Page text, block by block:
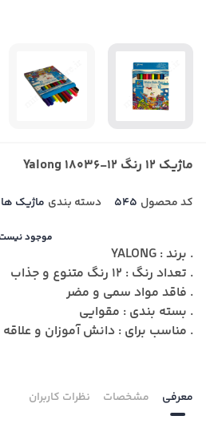
ماژیک 12 رنگ Yalong 18036-12
کد محصول 545 دسته بندی ماژیک ها
موجود
. برند : YALONG
. تعداد رنگ : ۱۲ رنگ متنوع و جذاب
. فاقد مواد سمی و مضر
. بسته بندی : مقوایی
. مناسب برای : دانش آموزان و
معرفی مشخصات نظرات کاربران